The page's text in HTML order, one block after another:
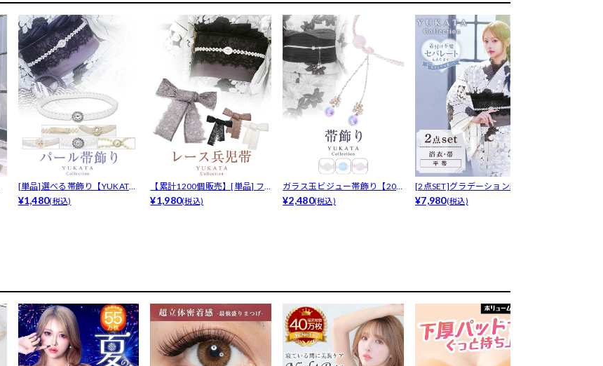
[単品]選べる帯飾り【YUKATA
b...
¥1,480(税込)
【累計1200個販売】[単品] フ
ラワ...
¥1,980(税込)
ガラス玉ビジュー帯飾り【202
6年新作...
¥2,480(税込)
[2点SET]グラデーション縦縞×
薔薇...
¥7,980(税込)